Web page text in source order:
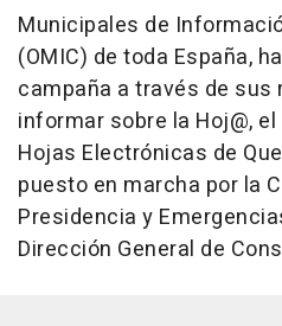
Municipales de
(OMIC) de toda España,
campaña a través de sus
informar sobre la Hoj@,
Hojas Electrónicas de
puesto en marcha por la
Presidencia y
Dirección General de